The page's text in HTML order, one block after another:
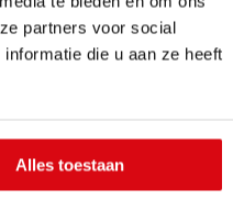
partners voor social
die u aan ze heeft
Alles toestaan